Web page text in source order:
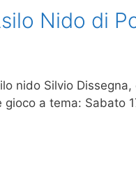
Nido di
nido Silvio
a tema: Sabato